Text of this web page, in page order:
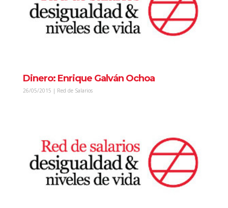
Dinero: Enrique Galván Ochoa
26/05/2015 | Red de Salarios